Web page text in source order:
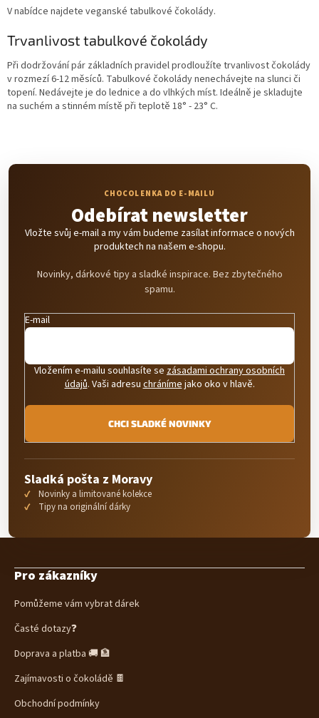
p
s
u
V nabídce najdete veganské tabulkové čokolády.
Trvanlivost tabulkové čokolády
Při dodržování pár základních pravidel prodloužíte trvanlivost čokolády
v rozmezí 6-12 měsíců. Tabulkové čokolády nenechávejte na slunci či
topení. Nedávejte je do lednice a do vlhkých míst. Ideálně je skladujte
na suchém a stinném místě při teplotě 18° - 23° C.
Odebírat newsletter
Vložte svůj e-mail a my vám budeme zasílat informace o nových
produktech na našem e-shopu.
Novinky, dárkové tipy a sladké inspirace. Bez zbytečného
spamu.
E-mail
Vložením e-mailu souhlasíte se zásadami ochrany osobních
údajů. Vaši adresuchránímejako oko v hlavě.
CHCI SLADKÉ NOVINKY
Sladká pošta z Moravy
Novinky a limitované kolekce
Tipy na originální dárky
Pro zákazníky
Pomůžeme vám vybrat dárek
Časté dotazy❓
Doprava a platba 🚚 🏦
Zajímavosti o čokoládě 🍫
Obchodní podmínky